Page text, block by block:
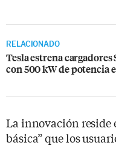
RELACIONADO
Tesla estrena
con 500 kW de potencia
La innovación reside
básica” que los